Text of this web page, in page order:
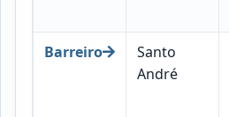
Barreiro
Santo
André